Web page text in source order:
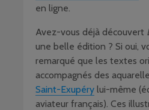
en ligne.
Avez-vous déjà découvert
une belle édition ? Si oui,
remarqué que les textes
accompagnés des
Saint-Exupéry lui-même
aviateur français). Ces